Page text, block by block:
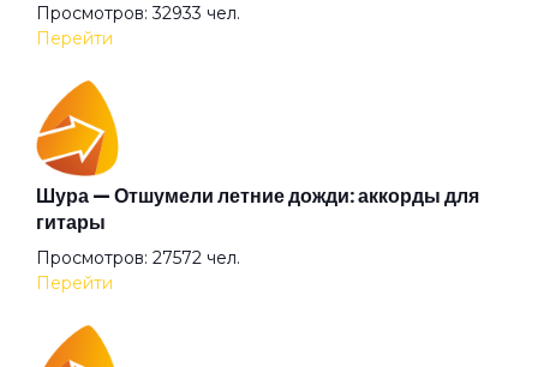
Гиперболоид
Глаза очерчены углём
Говорит и показывает
Граф "Д"
Дай себя сорвать
Просмотров: 32933 чел.
Перейти
Шура — Отшумели летние дожди: аккорды для
гитары
Просмотров: 27572 чел.
Перейти